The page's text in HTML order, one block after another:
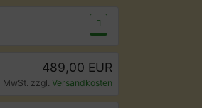
489,00 EUR
MwSt. zzgl. Versandkosten